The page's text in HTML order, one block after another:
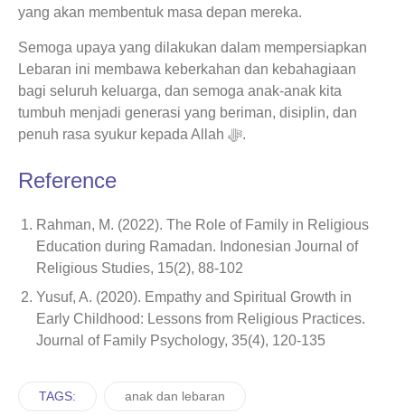
yang akan membentuk masa depan mereka.
Semoga upaya yang dilakukan dalam mempersiapkan
Lebaran ini membawa keberkahan dan kebahagiaan
bagi seluruh keluarga, dan semoga anak-anak kita
tumbuh menjadi generasi yang beriman, disiplin, dan
penuh rasa syukur kepada Allah ﷻ.
Reference
Rahman, M. (2022). The Role of Family in Religious
Education during Ramadan. Indonesian Journal of
Religious Studies, 15(2), 88-102
Yusuf, A. (2020). Empathy and Spiritual Growth in
Early Childhood: Lessons from Religious Practices.
Journal of Family Psychology, 35(4), 120-135
TAGS: anak dan lebaran